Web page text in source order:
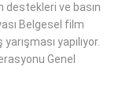
destekleri ve basın
Belgesel film
yapılıyor.
Genel